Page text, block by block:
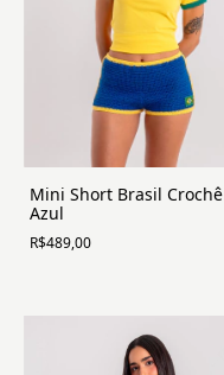
Mini Short Brasil Crochê
Azul
R$489,00